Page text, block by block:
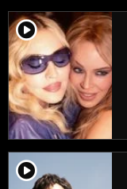
player2
player2